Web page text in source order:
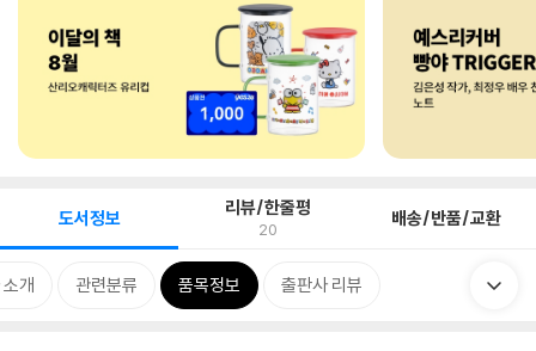
도서정보 리뷰/한줄평
20 배송/반품/교환
개 관련분류 품목정보 출판사 리뷰